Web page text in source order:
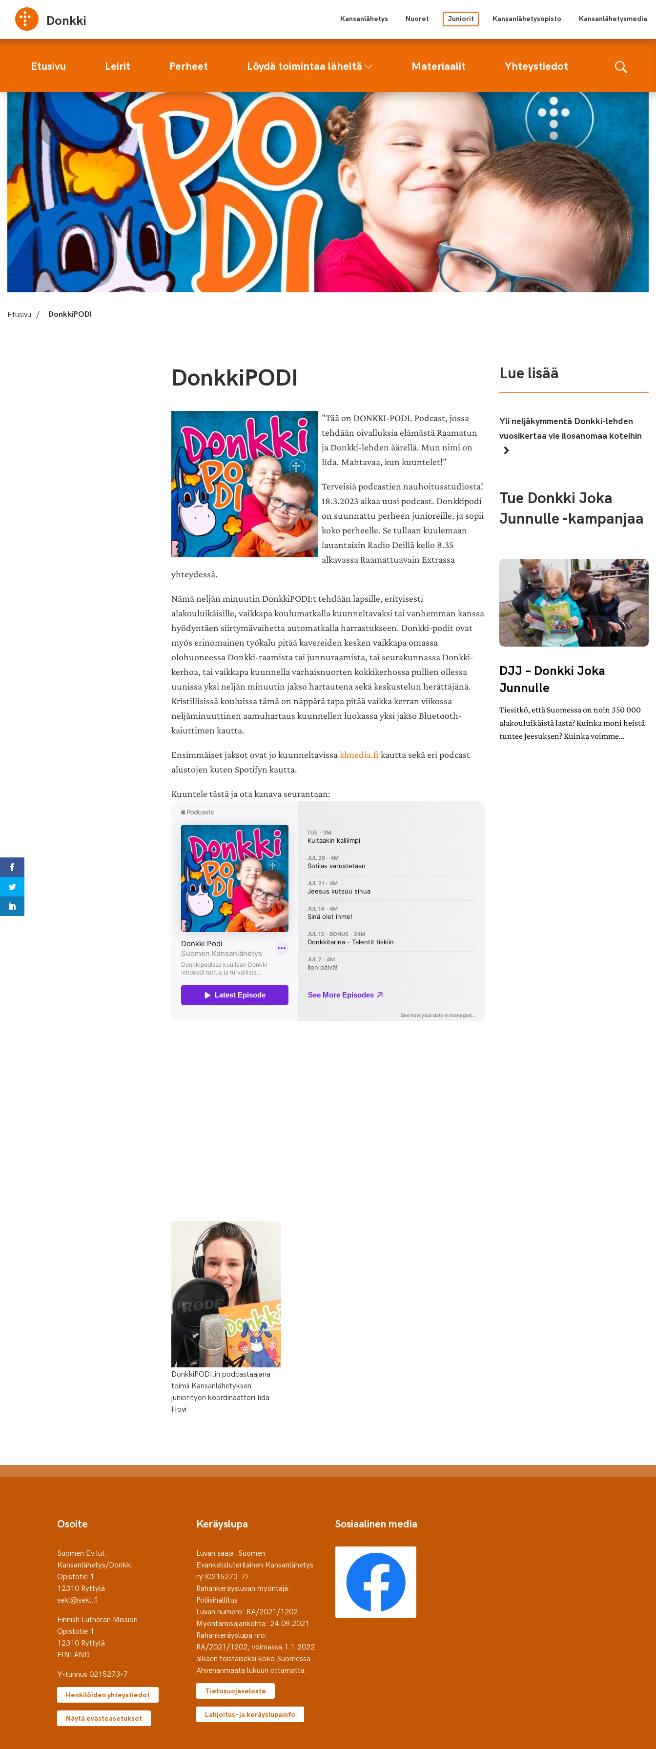
Donkki Kansanlähetys Nuoret Juniorit Kansanlähetysopisto Kansanlähetysmedia
Etusivu Leirit Perheet Löydä toimintaa läheltä Materiaalit Yhteystiedot
Etusivu / DonkkiPODI
DonkkiPODI
”Tää on DONKKI-PODI. Podcast, jossa
tehdään oivalluksia elämästä Raamatun
ja Donkki-lehden äärellä. Mun nimi on
Iida. Mahtavaa, kun kuuntelet!”
Terveisiä podcastien nauhoitusstudiosta!
18.3.2023 alkaa uusi podcast. Donkkipodi
on suunnattu perheen junioreille, ja sopii
koko perheelle. Se tullaan kuulemaan
lauantaisin Radio Deillä kello 8.35
alkavassa Raamattuavain Extrassa
yhteydessä.
Nämä neljän minuutin DonkkiPODI:t tehdään lapsille, erityisesti
alakouluikäisille, vaikkapa koulumatkalla kuunneltavaksi tai vanhemman kanssa
hyödyntäen siirtymävaihetta automatkalla harrastukseen. Donkki-podit ovat
myös erinomainen työkalu pitää kavereiden kesken vaikkapa omassa
olohuoneessa Donkki-raamista tai junnuraamista, tai seurakunnassa Donkki-
kerhoa, tai vaikkapa kuunnella varhaisnuorten kokkikerhossa pullien ollessa
uunissa yksi neljän minuutin jakso hartautena sekä keskustelun herättäjänä.
Kristillisissä kouluissa tämä on näppärä tapa pitää vaikka kerran viikossa
neljäminuuttinen aamuhartaus kuunnellen luokassa yksi jakso Bluetooth-
kaiuttimen kautta.
Ensimmäiset jaksot ovat jo kuunneltavissaklmedia.fi kautta sekä eri podcast
alustojen kuten Spotifyn kautta.
Kuuntele tästä ja ota kanava seurantaan:
DonkkiPODI:in podcastaajana
toimii Kansanlähetyksen
juniorityön koordinaattori Iida
Hovi
Lue lisää
Yli neljäkymmentä Donkki-lehden
vuosikertaa vie ilosanomaa koteihin
Tue Donkki Joka
Junnulle -kampanjaa
DJJ – Donkki Joka
Junnulle
Tiesitkö, että Suomessa on noin 350 000
alakouluikäistä lasta? Kuinka moni heistä
tuntee Jeesuksen? Kuinka voimme…
Osoite
Suomen Ev.lut.
Kansanlähetys/Donkki
Opistotie 1
12310 Ryttylä
sekl@sekl.fi
Finnish Lutheran Mission
Opistotie 1
12310 Ryttylä
FINLAND
Y-tunnus 0215273-7
Henkilöiden yhteystiedot
Näytä evästeasetukset
Keräyslupa
Luvan saaja: Suomen
Evankelisluterilainen Kansanlähetys
ry (0215273-7)
Rahankeräysluvan myöntäjä:
Poliisihallitus
Luvan numero: RA/2021/1202
Myöntämisajankohta: 24.09.2021
Rahankeräyslupa nro.
RA/2021/1202, voimassa 1.1.2022
alkaen toistaiseksi koko Suomessa
Ahvenanmaata lukuun ottamatta.
Tietosuojaseloste
Lahjoitus- ja keräyslupainfo
Sosiaalinen media